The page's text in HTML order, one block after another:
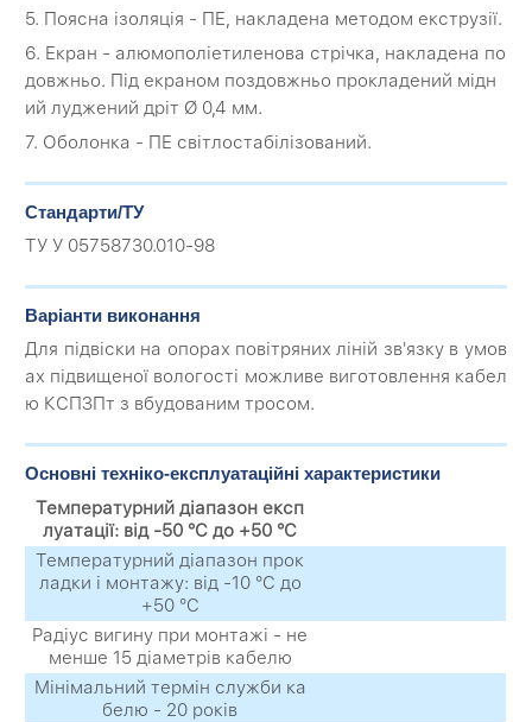
5. Поясна ізоляція - ПЕ, накладена методом екструзії.
6. Екран - алюмополіетиленова стрічка, накладена по
довжньо. Під екраном поздовжньо прокладений мідн
ий луджений дріт Ø 0,4 мм.
7. Оболонка - ПЕ світлостабілізований.
Стандарти/ТУ
ТУ У 05758730.010-98
Варіанти виконання
Для підвіски на опорах повітряних ліній зв'язку в умов
ах підвищеної вологості можливе виготовлення кабел
ю КСПЗПт з вбудованим тросом.
Основні техніко-експлуатаційні характеристики
Температурний діапазон експ
луатації: від -50 °C до +50 °C
Температурний діапазон прок
ладки і монтажу: від -10 °C до
+50 °C
Радіус вигину при монтажі - не
менше 15 діаметрів кабелю
Мінімальний термін служби ка
белю - 20 років